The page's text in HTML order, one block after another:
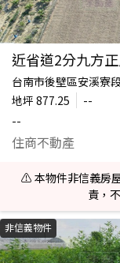
近省道2分九方
台南市後壁區安溪寮
地坪 877.25
--
--
住商不動產
⚠️ 本物件非信義房
責，
非信義物件